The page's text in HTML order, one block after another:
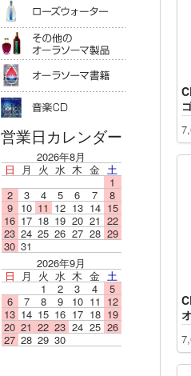
その他の
営業日カレンダー
2026年8月
日
月 火 水 木 金 土
1
2
3 4 5 6 7
8
9
10 11 12 13 14 15
16 17 18 19 20 21 22
23 24 25 26 27 28 29
30 31
2026年9月
日
月 火 水 木 金 土
1
2 3 4
5
6
7 8 9 10 11 12
13 14 15 16 17 18 19
20 21 22 23 24 25 26
27 28 29 30